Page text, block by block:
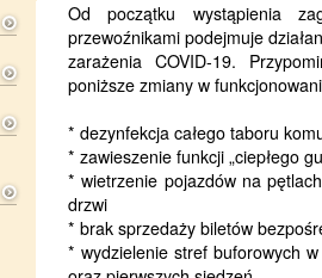
Od początku wystąpienia
przewoźnikami podejmuje
zarażenia COVID-19.
poniższe zmiany w
* dezynfekcja całego taboru
* zawieszenie funkcji „ciepłego
* wietrzenie pojazdów na
drzwi
* brak sprzedaży biletów
* wydzielenie stref buforowych